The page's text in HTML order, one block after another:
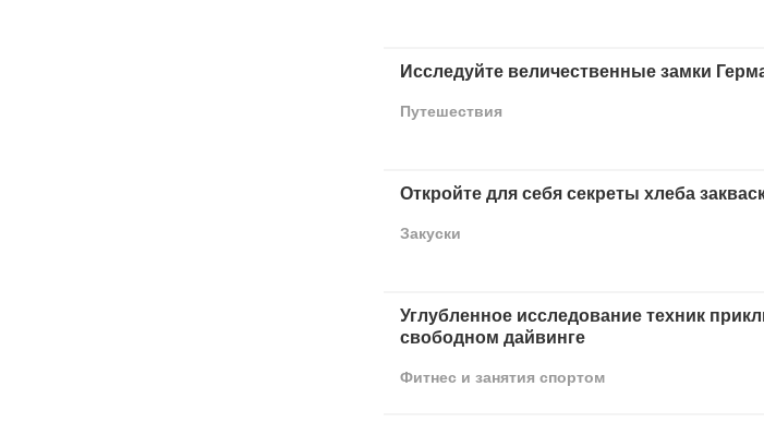
Исследуйте величественные замки
Путешествия
Откройте для себя секреты хлеба
Закуски
Углубленное исследование техник
свободном дайвинге
Фитнес и занятия спортом